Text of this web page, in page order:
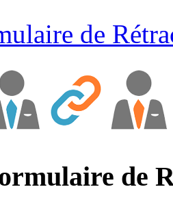
de
de